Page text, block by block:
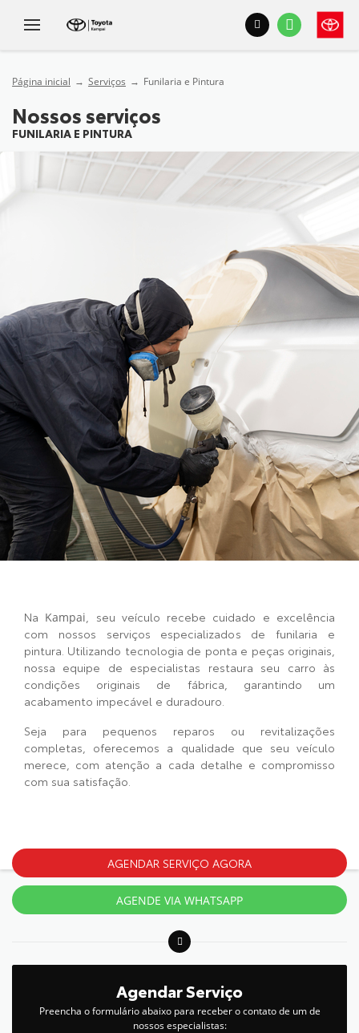
Página inicial Serviços Funilaria e Pintura
Nossos serviços
FUNILARIA E PINTURA
Na Kampai, seu veículo recebe cuidado e excelência
com nossos serviços especializados de funilaria e
pintura. Utilizando tecnologia de ponta e peças originais,
nossa equipe de especialistas restaura seu carro às
condições originais de fábrica, garantindo um
acabamento impecável e duradouro.
Seja para pequenos reparos ou revitalizações
completas, oferecemos a qualidade que seu veículo
merece, com atenção a cada detalhe e compromisso
com sua satisfação.
AGENDAR SERVIÇO AGORA
AGENDE VIA WHATSAPP
Agendar Serviço
Preencha o formulário abaixo para receber o contato de um de
nossos especialistas: